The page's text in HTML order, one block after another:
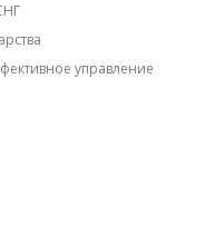
управление